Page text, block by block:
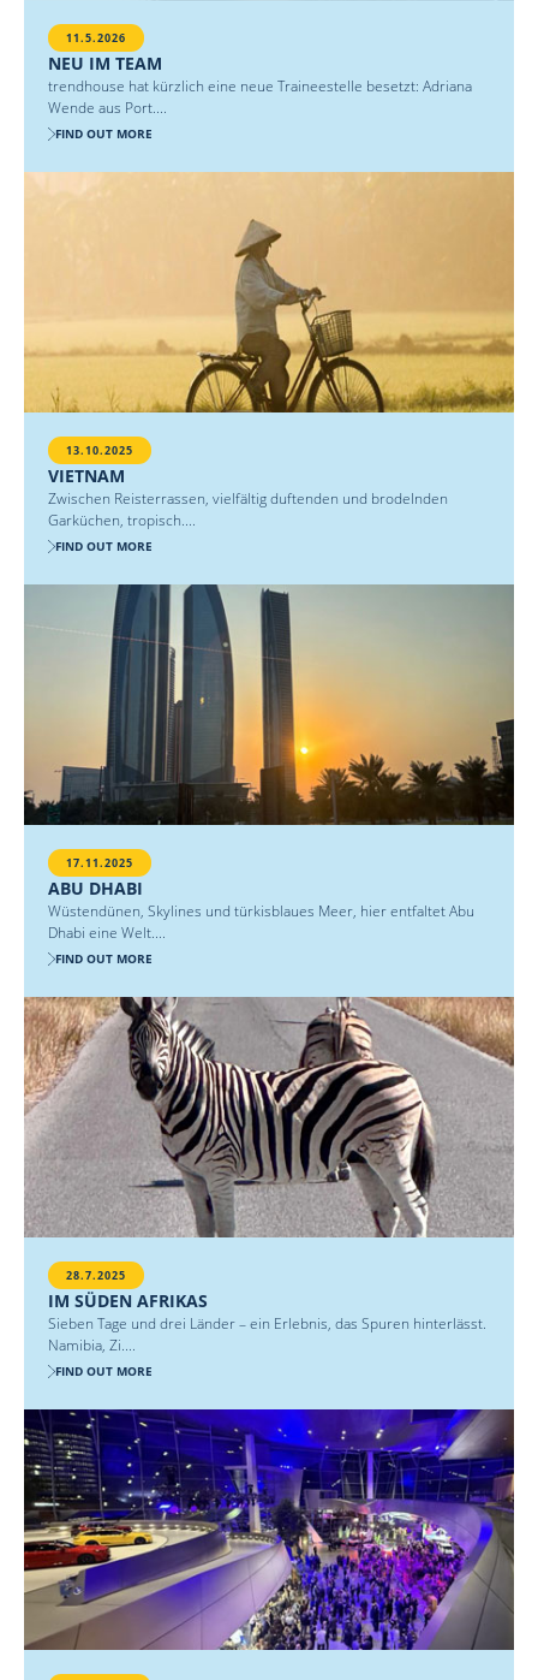
11.5.2026
NEU IM TEAM
trendhouse hat kürzlich eine neue Traineestelle besetzt: Adriana
Wende aus Port....
FIND OUT MORE
13.10.2025
VIETNAM
Zwischen Reisterrassen, vielfältig duftenden und brodelnden
Garküchen, tropisch....
FIND OUT MORE
17.11.2025
ABU DHABI
Wüstendünen, Skylines und türkisblaues Meer, hier entfaltet Abu
Dhabi eine Welt....
FIND OUT MORE
28.7.2025
IM SÜDEN AFRIKAS
Sieben Tage und drei Länder – ein Erlebnis, das Spuren hinterlässt.
Namibia, Zi....
FIND OUT MORE